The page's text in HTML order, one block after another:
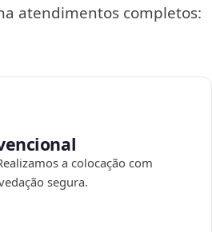
atendimentos completos:
a colocação com
segura.